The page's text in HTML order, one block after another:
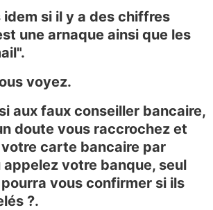
idem si il y a des chiffres
une arnaque ainsi que les
voyez.
aux faux conseiller bancaire,
doute vous raccrochez et
carte bancaire par
votre banque, seul
vous confirmer si ils
?.